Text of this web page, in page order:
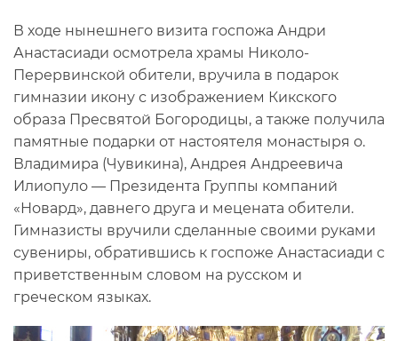
В ходе нынешнего визита госпожа Андри
Анастасиади осмотрела храмы Николо-
Перервинской обители, вручила в подарок
гимназии икону с изображением Кикского
образа Пресвятой Богородицы, а также получила
памятные подарки от настоятеля монастыря о.
Владимира (Чувикина), Андрея Андреевича
Илиопуло — Президента Группы компаний
«Новард», давнего друга и мецената обители.
Гимназисты вручили сделанные своими руками
сувениры, обратившись к госпоже Анастасиади с
приветственным словом на русском и
греческом языках.